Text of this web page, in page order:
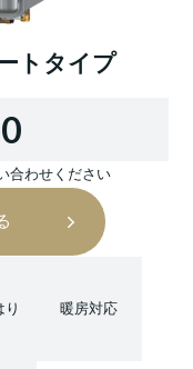
トタイプ
合わせください
り 暖房対応